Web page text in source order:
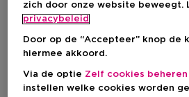
zich door onze website beweegt.
privacybeleid
Door op de “Accepteer” knop de
hiermee akkoord.
Via de optie Zelf cookies beheren
instellen welke cookies worden